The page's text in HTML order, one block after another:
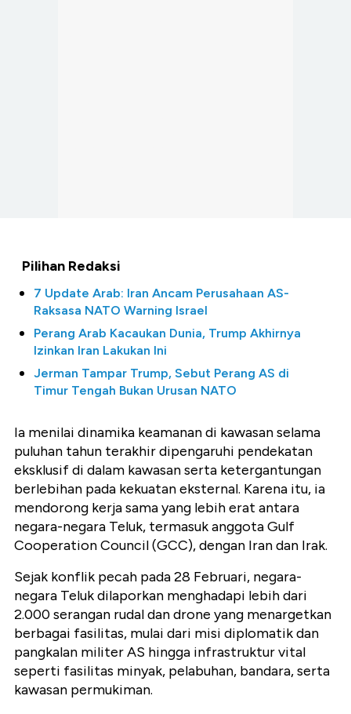
Pilihan Redaksi
7 Update Arab: Iran Ancam Perusahaan AS-
Raksasa NATO Warning Israel
Perang Arab Kacaukan Dunia, Trump Akhirnya
Izinkan Iran Lakukan Ini
Jerman Tampar Trump, Sebut Perang AS di
Timur Tengah Bukan Urusan NATO
Ia menilai dinamika keamanan di kawasan selama
puluhan tahun terakhir dipengaruhi pendekatan
eksklusif di dalam kawasan serta ketergantungan
berlebihan pada kekuatan eksternal. Karena itu, ia
mendorong kerja sama yang lebih erat antara
negara-negara Teluk, termasuk anggota Gulf
Cooperation Council (GCC), dengan Iran dan Irak.
Sejak konflik pecah pada 28 Februari, negara-
negara Teluk dilaporkan menghadapi lebih dari
2.000 serangan rudal dan drone yang menargetkan
berbagai fasilitas, mulai dari misi diplomatik dan
pangkalan militer AS hingga infrastruktur vital
seperti fasilitas minyak, pelabuhan, bandara, serta
kawasan permukiman.